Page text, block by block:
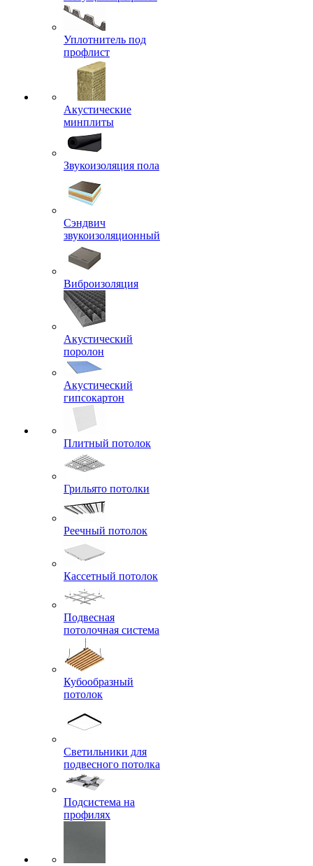
Уплотнитель под
профлист
Акустические
минплиты
Звукоизоляция пола
Сэндвич
звукоизоляционный
Виброизоляция
Акустический
поролон
Акустический
гипсокартон
Плитный потолок
Грильято потолки
Реечный потолок
Кассетный потолок
Подвесная
потолочная система
Кубообразный
потолок
Светильники для
подвесного потолка
Подсистема на
профилях